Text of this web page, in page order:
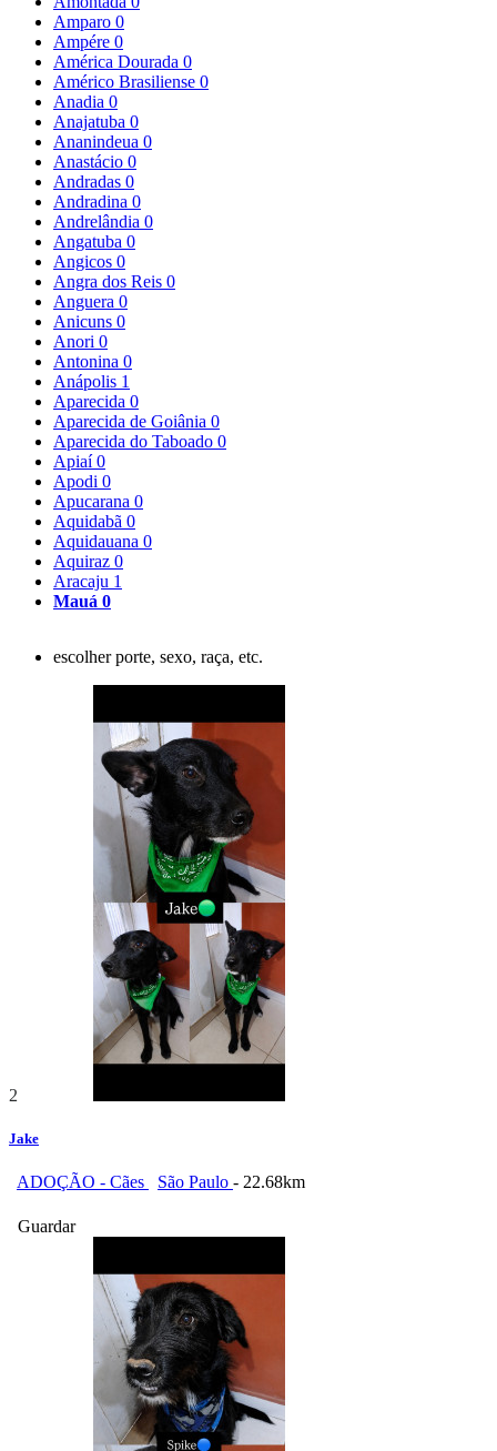
Amparo 0
Ampére 0
América Dourada 0
Américo Brasiliense 0
Anadia 0
Anajatuba 0
Ananindeua 0
Anastácio 0
Andradas 0
Andradina 0
Andrelândia 0
Angatuba 0
Angicos 0
Angra dos Reis 0
Anguera 0
Anicuns 0
Anori 0
Antonina 0
Anápolis 1
Aparecida 0
Aparecida de Goiânia 0
Aparecida do Taboado 0
Apiaí0
Apodi 0
Apucarana 0
Aquidabã 0
Aquidauana 0
Aquiraz 0
Aracaju 1
Mauá 0
escolher porte, sexo, raça, etc.
2
Jake
ADOÇÃO - Cães São Paulo - 22.68km
Guardar